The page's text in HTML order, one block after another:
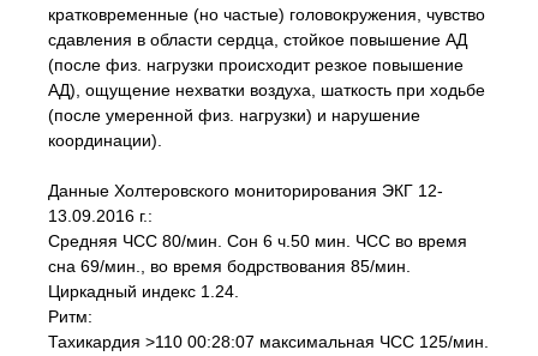
кратковременные (но частые) головокружения, чувство
сдавления в области сердца, стойкое повышение АД
(после физ. нагрузки происходит резкое повышение
АД), ощущение нехватки воздуха, шаткость при ходьбе
(после умеренной физ. нагрузки) и нарушение
координации).
Данные Холтеровского мониторирования ЭКГ 12-
13.09.2016 г.:
Средняя ЧСС 80/мин. Сон 6 ч.50 мин. ЧСС во время
сна 69/мин., во время бодрствования 85/мин.
Циркадный индекс 1.24.
Ритм:
Тахикардия >110 00:28:07 максимальная ЧСС 125/мин.